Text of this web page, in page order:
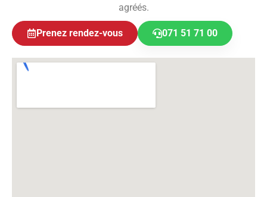
agréés.
Prenez rendez-vous 071 51 71 00